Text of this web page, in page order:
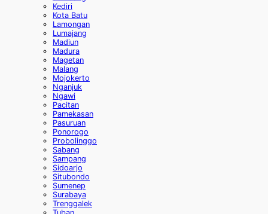
Kediri
Kota Batu
Lamongan
Lumajang
Madiun
Madura
Magetan
Malang
Mojokerto
Nganjuk
Ngawi
Pacitan
Pamekasan
Pasuruan
Ponorogo
Probolinggo
Sabang
Sampang
Sidoarjo
Situbondo
Sumenep
Surabaya
Trenggalek